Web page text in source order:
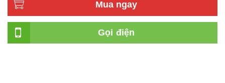
Mua ngay
Gọi điện